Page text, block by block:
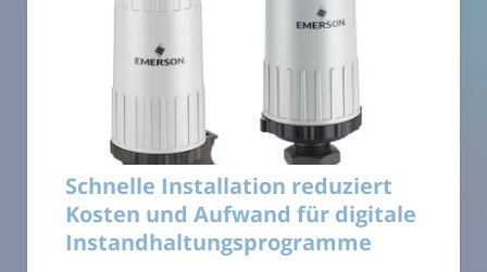
Schnelle Installation reduziert
Kosten und Aufwand für digitale
Instandhaltungsprogramme